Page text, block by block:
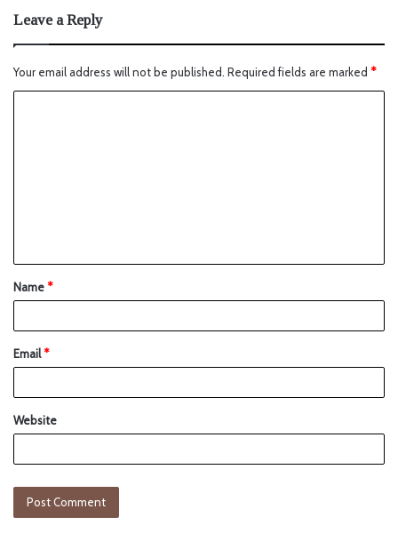
Leave a Reply
Your email address will not be published. Required fields are marked *
Name*
Email*
Website